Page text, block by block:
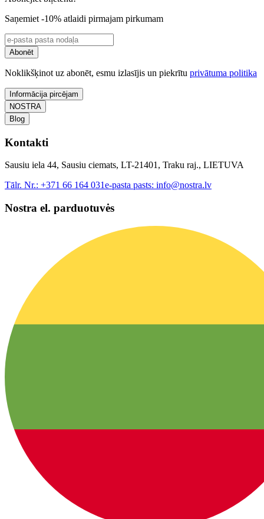
Saņemiet -10% atlaidi pirmajam pirkumam
Abonēt
Noklikšķinot uz abonēt, esmu izlasījis un piekrītu privātuma politika
Informācija pircējam
NOSTRA
Blog
Kontakti
Sausiu iela 44, Sausiu ciemats, LT-21401, Traku raj., LIETUVA
Tālr. Nr.: +371 66 164 031e-pasta pasts: info@nostra.lv
Nostra el. parduotuvės